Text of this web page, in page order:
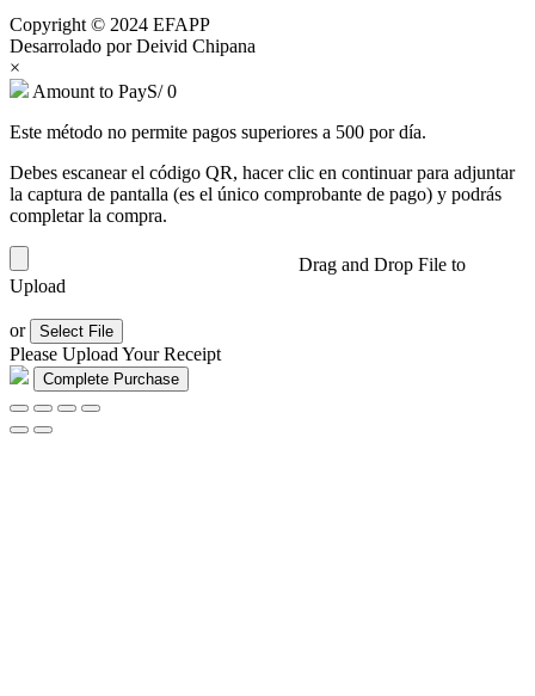
Copyright © 2024 EFAPP
Desarrolado por Deivid Chipana
×
Amount to PayS/0
Este método no permite pagos superiores a 500 por día.
Debes escanear el código QR, hacer clic en continuar para adjuntar
la captura de pantalla (es el único comprobante de pago) y podrás
completar la compra.
Drag and Drop File to
Upload
or Select File
Please Upload Your Receipt